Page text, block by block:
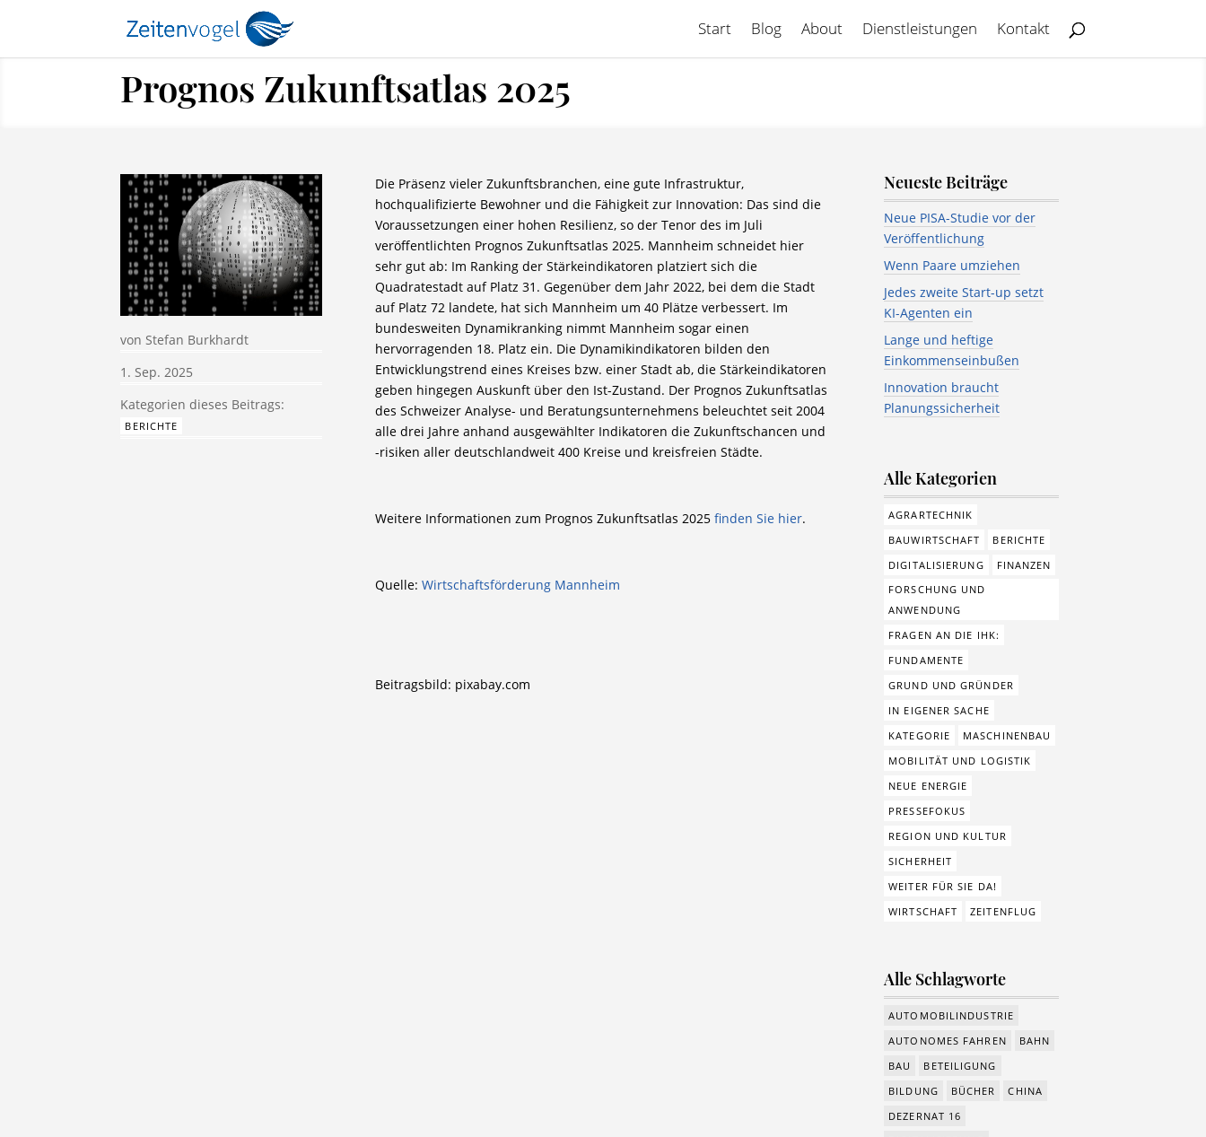
Start Blog About Dienstleistungen Kontakt
Prognos Zukunftsatlas 2025
vonStefan Burkhardt
1. Sep. 2025
BERICHTE
Die Präsenz vieler Zukunftsbranchen, eine gute Infrastruktur,
hochqualifizierte Bewohner und die Fähigkeit zur Innovation: Das sind die
Voraussetzungen einer hohen Resilienz, so der Tenor des im Juli
veröffentlichten Prognos Zukunftsatlas 2025. Mannheim schneidet hier
sehr gut ab: Im Ranking der Stärkeindikatoren platziert sich die
Quadratestadt auf Platz 31. Gegenüber dem Jahr 2022, bei dem die Stadt
auf Platz 72 landete, hat sich Mannheim um 40 Plätze verbessert. Im
bundesweiten Dynamikranking nimmt Mannheim sogar einen
hervorragenden 18. Platz ein. Die Dynamikindikatoren bilden den
Entwicklungstrend eines Kreises bzw. einer Stadt ab, die Stärkeindikatoren
geben hingegen Auskunft über den Ist-Zustand. Der Prognos Zukunftsatlas
des Schweizer Analyse- und Beratungsunternehmens beleuchtet seit 2004
alle drei Jahre anhand ausgewählter Indikatoren die Zukunftschancen und
-risiken aller deutschlandweit 400 Kreise und kreisfreien Städte.
Weitere Informationen zum Prognos Zukunftsatlas 2025 finden Sie hier.
Quelle: Wirtschaftsförderung Mannheim
Beitragsbild: pixabay.com
Neueste Beiträge
Neue PISA-Studie vor der
Veröffentlichung
Wenn Paare umziehen
Jedes zweite Start-up setzt
KI-Agenten ein
Lange und heftige
Einkommenseinbußen
Innovation braucht
Planungssicherheit
Alle Kategorien
AGRARTECHNIK
BAUWIRTSCHAFT
BERICHTE
DIGITALISIERUNG
FINANZEN
FORSCHUNG UND
ANWENDUNG
FRAGEN AN DIE IHK:
FUNDAMENTE
GRUND UND GRÜNDER
IN EIGENER SACHE
KATEGORIE
MASCHINENBAU
MOBILITÄT UND LOGISTIK
NEUE ENERGIE
PRESSEFOKUS
REGION UND KULTUR
SICHERHEIT
WEITER FÜR SIE DA!
WIRTSCHAFT
ZEITENFLUG
Alle Schlagworte
AUTOMOBILINDUSTRIE
AUTONOMES FAHREN
BAHN
BAU
BETEILIGUNG
BILDUNG
BÜCHER
CHINA
DEZERNAT 16